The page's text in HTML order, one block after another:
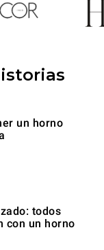
un horno
todos
con un horno